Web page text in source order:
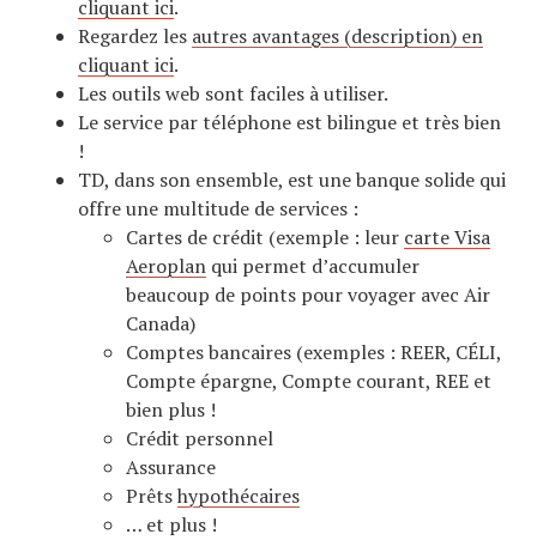
cliquant ici.
Regardez les autres avantages (description) en
cliquant ici.
Les outils web sont faciles à utiliser.
Le service par téléphone est bilingue et très bien
!
TD, dans son ensemble, est une banque solide qui
offre une multitude de services :
Cartes de crédit (exemple : leur carte Visa
Aeroplan qui permet d’accumuler
beaucoup de points pour voyager avec Air
Canada)
Comptes bancaires (exemples : REER, CÉLI,
Compte épargne, Compte courant, REE et
bien plus !
Crédit personnel
Assurance
Prêtshypothécaires
… et plus !